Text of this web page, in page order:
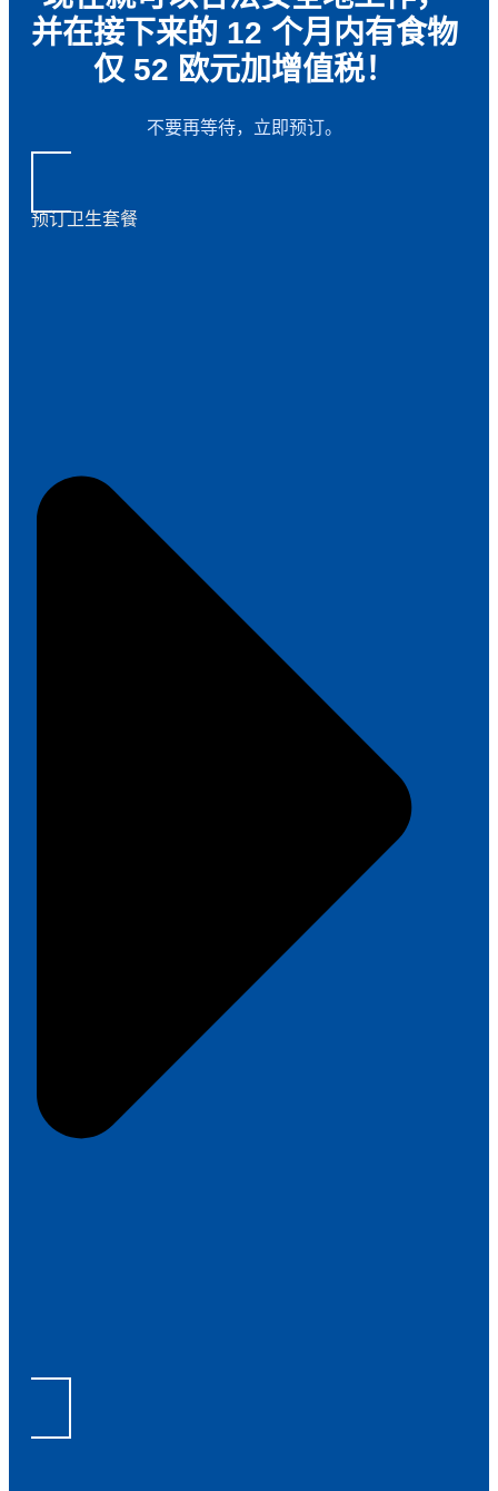
并在接下来的 12 个月内有食物
仅 52 欧元加增值税！
不要再等待，立即预订。
预订卫生套餐